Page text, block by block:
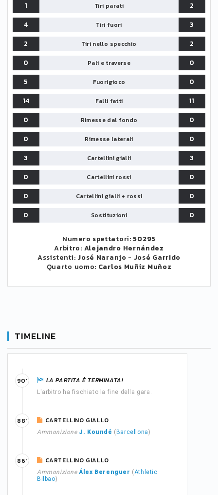
1 Tiri parati
2
4
Tiri fuori
3
2
Tiri nello specchio
2
0
Pali e traverse
0
5
Fuorigioco
0
14
Falli fatti
11
0
Rimesse dal fondo
0
0
Rimesse laterali
0
3
Cartellini gialli
3
0
Cartellini rossi
0
0
Cartellini gialli + rossi
0
0
Sostituzioni 0
Numero spettatori: 50295
Arbitro: Alejandro Hernández
Assistenti: José Naranjo - José Garrido
Quarto uomo: Carlos Muñiz Muñoz
TIMELINE
LA PARTITA È TERMINATA!
L'arbitro ha fischiato la fine della gara.
90'
CARTELLINO GIALLO
Ammonizione J. Koundé ( Barcellona)
88'
CARTELLINO GIALLO
Ammonizione Álex Berenguer (Athletic
Bilbao)
86'